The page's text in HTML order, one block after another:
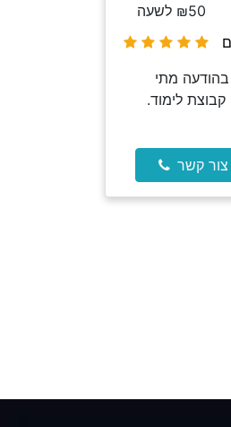
₪50 לשעה
מתי
לימוד.
צור קשר